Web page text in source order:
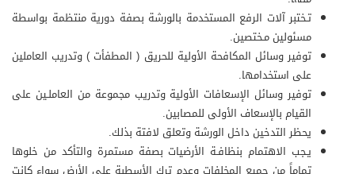
تـختبر آلات الرفع المستخدمة بالورشة بصفة دورية منتظمة بواسطة
مسئولين مـختصين.
توفير وسائل المكافحة الأولية للحريق ( المطفأت ) وتدريب العاملين
على استخدامها.
توفير وسائل الإسعافات الأولية وتدريب مجموعة من العاملـين على
القيام بالإسعاف الأولى للمصابين.
يحظر التدخين داخل الورشة وتعلق لافتة بذلك.
يـجب الاهتمام بنظافـة الأرضيات بصفة مستمرة والتأكد من خلوها